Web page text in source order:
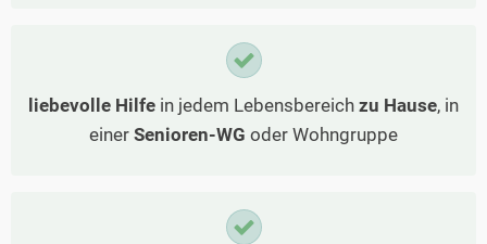
liebevolle Hilfe in jedem Lebensbereich zu Hause, in
einer Senioren-WG oder Wohngruppe